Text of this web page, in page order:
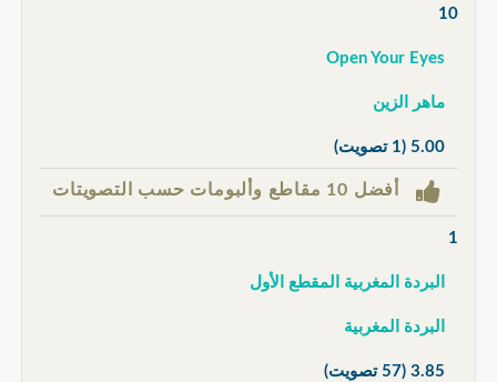
10
Open Your Eyes
ماهر الزين
5.00 (1 تصويت)
أفضل 10 مقاطع وألبومات حسب التصويتات
1
البردة المغربية المقطع الأول
البردة المغربية
3.85 (57 تصويت)